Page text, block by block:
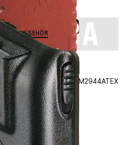
Vårt art.nr 05.M2944ATEX